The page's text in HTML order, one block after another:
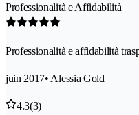
Professionalità e Affidabilità
Professionalità e affidabilità
juin 2017• Alessia Gold
4.3(3)